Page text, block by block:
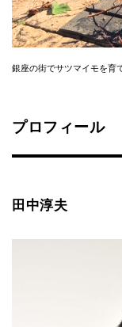
銀座の街でサツマイモを育
プロフィール
田中淳夫